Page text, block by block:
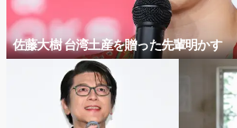
佐藤大樹 台湾土産を贈った先輩明かす